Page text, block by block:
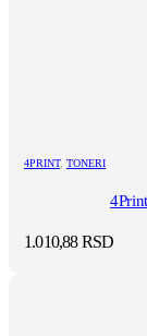
4PRINT, TONERI
1.010,88RSD